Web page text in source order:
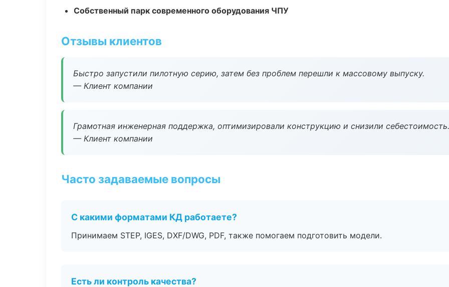
Собственный парк современного оборудования ЧПУ
Отзывы клиентов
Быстро запустили пилотную серию, затем без проблем перешли к массовому выпуску.
— Клиент компании
Грамотная инженерная поддержка, оптимизировали конструкцию и снизили себестоимость.
— Клиент компании
Часто задаваемые вопросы
С какими форматами КД работаете?
Принимаем STEP, IGES, DXF/DWG, PDF, также помогаем подготовить модели.
Есть ли контроль качества?